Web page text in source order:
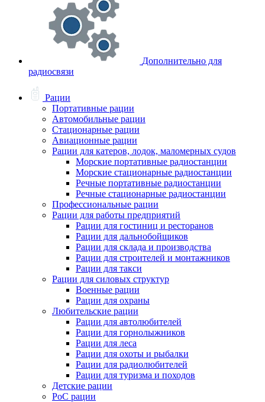
Дополнительно для
радиосвязи
Рации
Портативные рации
Автомобильные рации
Стационарные рации
Авиационные рации
Рации для катеров, лодок, маломерных судов
Морские портативные радиостанции
Морские стационарные радиостанции
Речные портативные радиостанции
Речные стационарные радиостанции
Профессиональные рации
Рации для работы предприятий
Рации для гостиниц и ресторанов
Рации для дальнобойщиков
Рации для склада и производства
Рации для строителей и монтажников
Рации для такси
Рации для силовых структур
Военные рации
Рации для охраны
Любительские рации
Рации для автолюбителей
Рации для горнолыжников
Рации для леса
Рации для охоты и рыбалки
Рации для радиолюбителей
Рации для туризма и походов
Детские рации
PoC рации